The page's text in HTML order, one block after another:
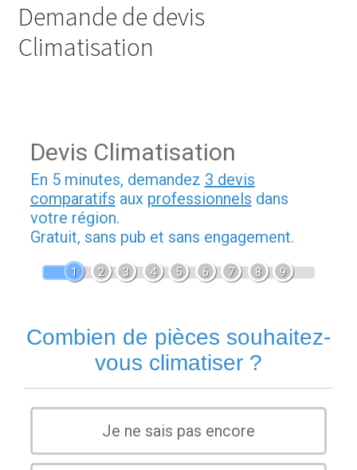
Demande de devis
Climatisation
Devis Climatisation
En 5 minutes, demandez 3 devis
comparatifs aux professionnels dans
votre région.
Gratuit, sans pub et sans engagement.
1 2 3 4 5 6 7 8 9
Combien de pièces souhaitez-
vous climatiser ?
Je ne sais pas encore